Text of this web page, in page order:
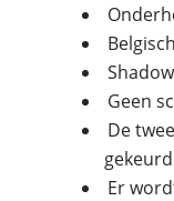
Geen
De
Er